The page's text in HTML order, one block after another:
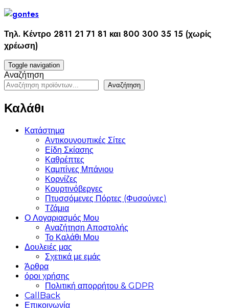
Skip
Τηλ. Κέντρο 2811 21 71 81 και 800 300 35 15 (χωρίς
χρέωση)
Toggle navigation
Αναζήτηση
Αναζήτηση
Καλάθι
Κατάστημα
Αντικουνουπικές Σίτες
Είδη Σκίασης
Καθρέπτες
Καμπίνες Μπάνιου
Κορνίζες
Κουρτινόβεργες
Πτυσσόμενες Πόρτες (Φυσούνες)
Τζάμια
Ο Λογαριασμός Μου
Αναζήτηση Αποστολής
Το Καλάθι Μου
Δουλειές μας
Σχετικά με εμάς
Άρθρα
όροι χρήσης
Πολιτική απορρήτου & GDPR
CallBack
Επικοινωνία